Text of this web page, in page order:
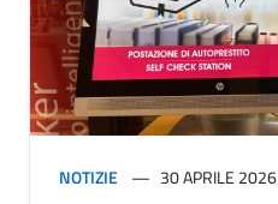
NOTIZIE 30 APRILE 2026